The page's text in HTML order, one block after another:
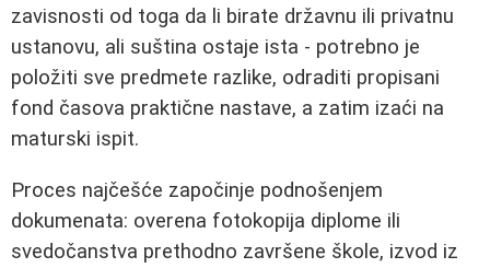
zavisnosti od toga da li birate državnu ili privatnu
ustanovu, ali suština ostaje ista - potrebno je
položiti sve predmete razlike, odraditi propisani
fond časova praktične nastave, a zatim izaći na
maturski ispit.
Proces najčešće započinje podnošenjem
dokumenata: overena fotokopija diplome ili
svedočanstva prethodno završene škole, izvod iz